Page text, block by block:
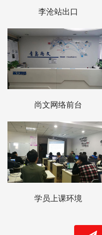
李沧站出口
尚文网络前台
学员上课环境